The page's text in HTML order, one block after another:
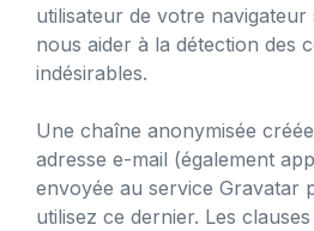
utilisateur de votre
nous aider à la détection des
indésirables.
Une chaîne anonymisée
adresse e-mail (également
envoyée au service Gravatar
utilisez ce dernier. Les